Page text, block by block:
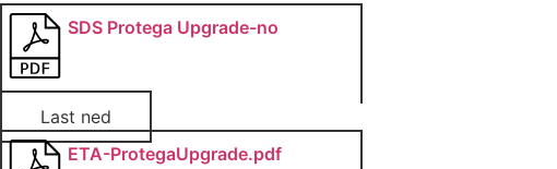
SDS Protega Upgrade-no
Last ned
ETA-ProtegaUpgrade.pdf